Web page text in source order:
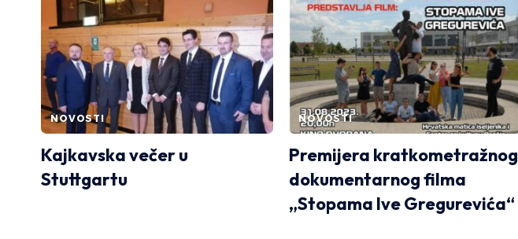
NOVOSTI
Kajkavska večer u
Stuttgartu
NOVOSTI
Premijera kratkometražnog
dokumentarnog filma
„Stopama Ive Gregurevića“